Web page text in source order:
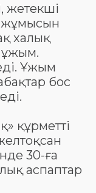
жетекші
жұмысын
халық
ұжым.
Ұжым
бос
құрметті
30-ға
аспаптар